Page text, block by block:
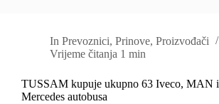
In Prevoznici,Prinove,Proizvođači
Vrijeme čitanja 1 min
TUSSAM kupuje ukupno 63 Iveco, MAN i
Mercedes autobusa